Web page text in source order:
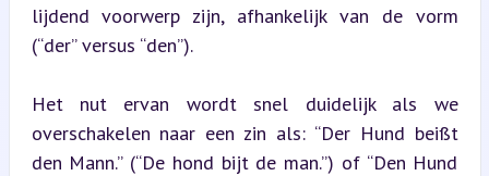
lijdend voorwerp zijn, afhankelijk van de vorm
(“der” versus “den”).
Het nut ervan wordt snel duidelijk als we
overschakelen naar een zin als: “Der Hund beißt
den Mann.” (“De hond bijt de man.”) of “Den Hund